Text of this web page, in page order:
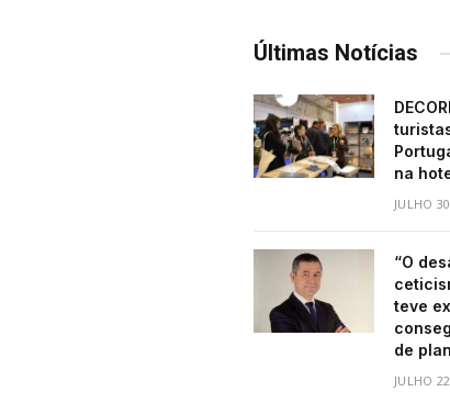
Últimas Notícias
na
JULHO
“O
teve
de
JULHO